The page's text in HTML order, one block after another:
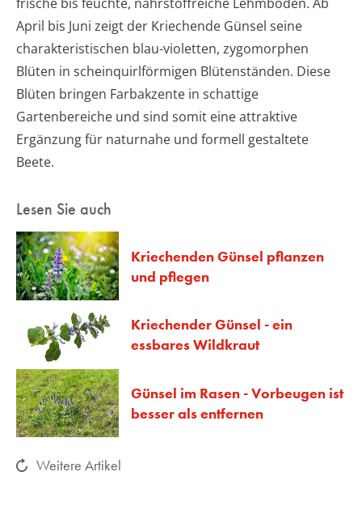
frische bis feuchte, nährstoffreiche Lehmböden. Ab
April bis Juni zeigt der Kriechende Günsel seine
charakteristischen blau-violetten, zygomorphen
Blüten in scheinquirlförmigen Blütenständen. Diese
Blüten bringen Farbakzente in schattige
Gartenbereiche und sind somit eine attraktive
Ergänzung für naturnahe und formell gestaltete
Beete.
Lesen Sie auch
Kriechenden Günsel pflanzen
und pflegen
Kriechender Günsel - ein
essbares Wildkraut
Günsel im Rasen - Vorbeugen ist
besser als entfernen
Weitere Artikel